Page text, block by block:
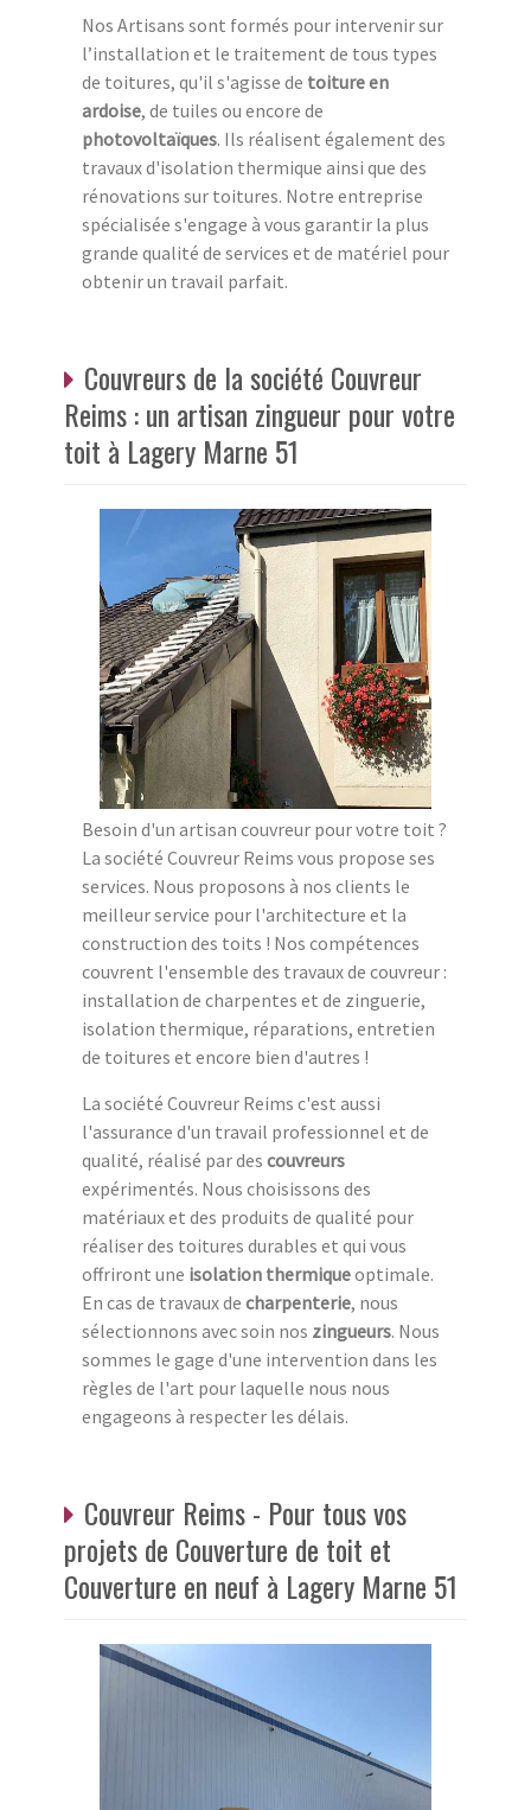
Nos Artisans sont formés pour intervenir sur
l’installation et le traitement de tous types
de toitures, qu'il s'agisse de toiture en
ardoise, de tuiles ou encore de
photovoltaïques. Ils réalisent également des
travaux d'isolation thermique ainsi que des
rénovations sur toitures. Notre entreprise
spécialisée s'engage à vous garantir la plus
grande qualité de services et de matériel pour
obtenir un travail parfait.
Couvreurs de la société Couvreur
Reims : un artisan zingueur pour votre
toit à Lagery Marne 51
Besoin d'un artisan couvreur pour votre toit ?
La société Couvreur Reims vous propose ses
services. Nous proposons à nos clients le
meilleur service pour l'architecture et la
construction des toits ! Nos compétences
couvrent l'ensemble des travaux de couvreur :
installation de charpentes et de zinguerie,
isolation thermique, réparations, entretien
de toitures et encore bien d'autres !
La société Couvreur Reims c'est aussi
l'assurance d'un travail professionnel et de
qualité, réalisé par des couvreurs
expérimentés. Nous choisissons des
matériaux et des produits de qualité pour
réaliser des toitures durables et qui vous
offriront une isolation thermiqueoptimale.
En cas de travaux de charpenterie, nous
sélectionnons avec soin nos zingueurs. Nous
sommes le gage d'une intervention dans les
règles de l'art pour laquelle nous nous
engageons à respecter les délais.
Couvreur Reims - Pour tous vos
projets de Couverture de toit et
Couverture en neuf à Lagery Marne 51